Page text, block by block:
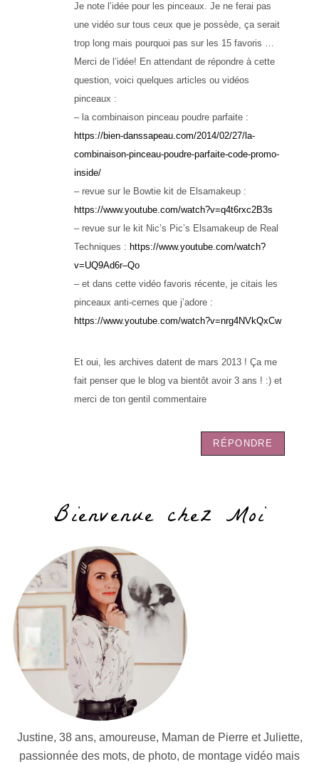
Je note l’idée pour les pinceaux. Je ne ferai pas
une vidéo sur tous ceux que je possède, ça serait
trop long mais pourquoi pas sur les 15 favoris …
Merci de l’idée! En attendant de répondre à cette
question, voici quelques articles ou vidéos
pinceaux :
– la combinaison pinceau poudre parfaite :
https://bien-danssapeau.com/2014/02/27/la-
combinaison-pinceau-poudre-parfaite-code-promo-
inside/
– revue sur le Bowtie kit de Elsamakeup :
https://www.youtube.com/watch?v=q4t6rxc2B3s
– revue sur le kit Nic’s Pic’s Elsamakeup de Real
Techniques : https://www.youtube.com/watch?
v=UQ9Ad6r–Qo
– et dans cette vidéo favoris récente, je citais les
pinceaux anti-cernes que j’adore :
https://www.youtube.com/watch?v=nrg4NVkQxCw
Et oui, les archives datent de mars 2013 ! Ça me
fait penser que le blog va bientôt avoir 3 ans ! :) et
merci de ton gentil commentaire
RÉPONDRE
Bienvenue chez Moi
Justine, 38 ans, amoureuse, Maman de Pierre et Juliette,
passionnée des mots, de photo, de montage vidéo mais